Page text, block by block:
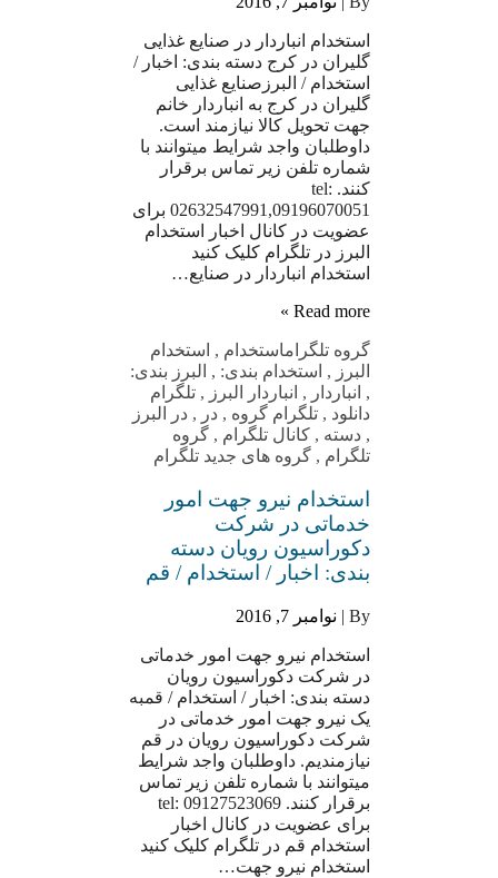
استخدام انباردار در صنایع غذایی
گلیران در کرج دسته بندی: اخبار /
استخدام / البرزصنایع غذایی
گلیران در کرج به انباردار خانم
جهت تحویل کالا نیازمند است.
داوطلبان واجد شرایط میتوانند با
شماره تلفن زیر تماس برقرار
کنند. tel:
02632547991,09196070051 برای
عضویت در کانال اخبار استخدام
البرز در تلگرام کلیک کنید
استخدام انباردار در صنایع…
Read more »
گروه تلگراماستخدام , استخدام
البرز , استخدام بندی: , البرز بندی:
, انباردار , انباردار البرز , تلگرام
دانلود , تلگرام گروه , در , در البرز
, دسته , کانال تلگرام , گروه
تلگرام , گروه های جدید تلگرام
استخدام نیرو جهت امور
خدماتی در شرکت
دکوراسیون رویان دسته
بندی: اخبار / استخدام / قم
By | نوامبر 7, 2016
استخدام نیرو جهت امور خدماتی
در شرکت دکوراسیون رویان
دسته بندی: اخبار / استخدام / قمبه
یک نیرو جهت امور خدماتی در
شرکت دکوراسیون رویان در قم
نیازمندیم. داوطلبان واجد شرایط
میتوانند با شماره تلفن زیر تماس
برقرار کنند. tel: 09127523069
برای عضویت در کانال اخبار
استخدام قم در تلگرام کلیک کنید
استخدام نیرو جهت…